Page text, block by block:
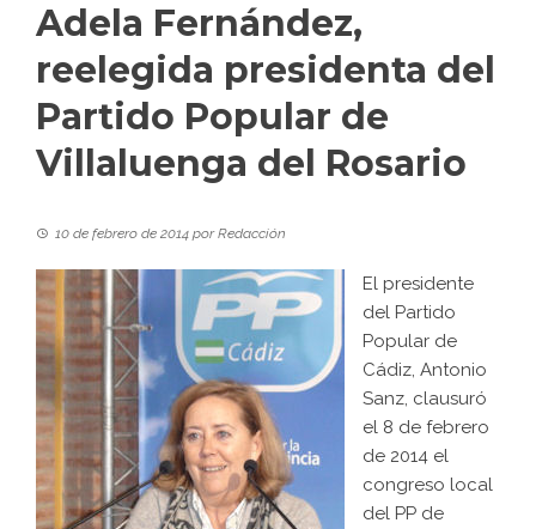
Adela Fernández,
reelegida presidenta del
Partido Popular de
Villaluenga del Rosario
10 de febrero de 2014 porRedacción
El presidente
del Partido
Popular de
Cádiz, Antonio
Sanz, clausuró
el 8 de febrero
de 2014 el
congreso local
del PP de